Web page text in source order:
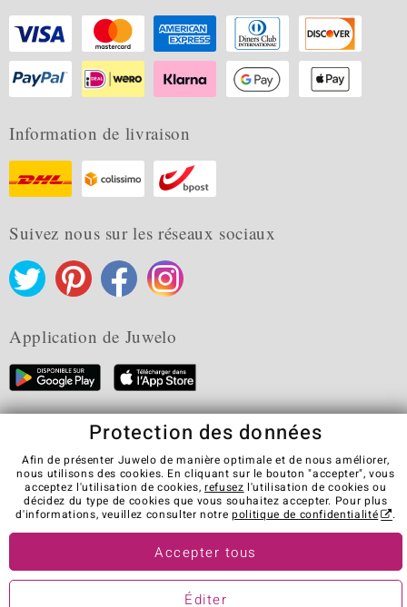
Information de livraison
Suivez nous sur les réseaux sociaux
Application de Juwelo
CGV Protection des données
Cookies
Mentions légales
Contact
Révocation du contrat
Visit our stores in other countries:
© Juwelo Deutschland GmbH (une société de elumeo SE)
Protection des données
Afin de présenter Juwelo de manière optimale et de nous améliorer,
nous utilisons des cookies. En cliquant sur le bouton "accepter", vous
acceptez l'utilisation de cookies, refusez l'utilisation de cookies ou
décidez du type de cookies que vous souhaitez accepter. Pour plus
d'informations, veuillez consulter notrepolitique de confidentialité .
Accepter tous
Éditer